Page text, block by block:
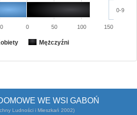
Mężczyźni
0-9
0 50 100 150
WE WSI GABOŃ
Ludności i Mieszkań 2002)